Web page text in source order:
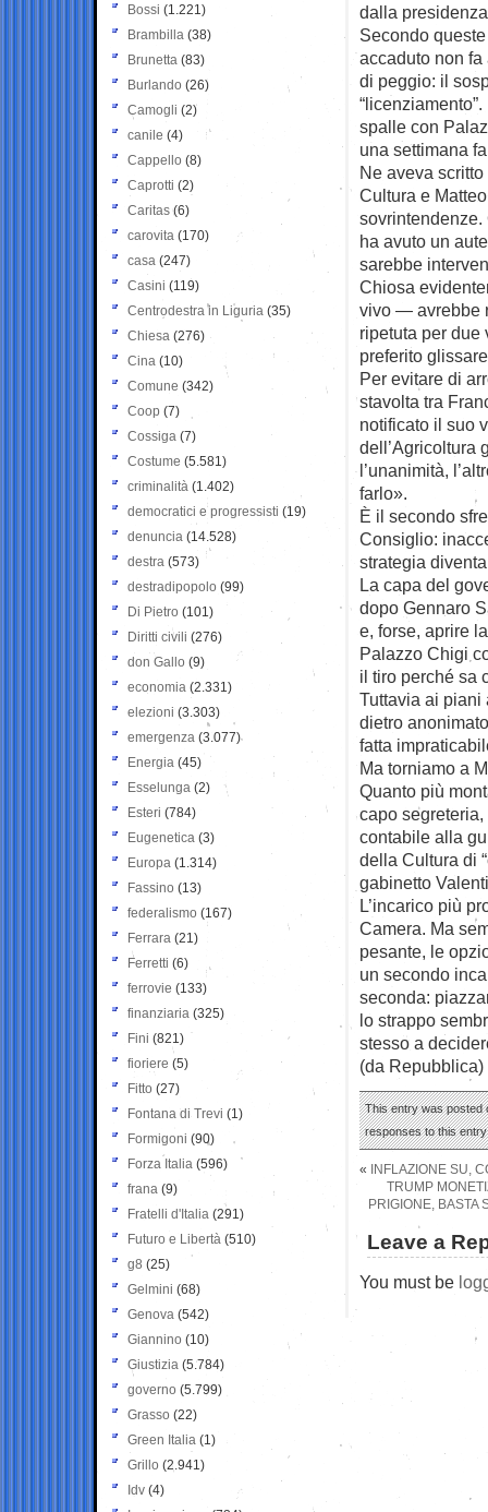
dalla
Secondo
accaduto non fa
di peggio: il
spalle con
una settimana
Ne aveva
Cultura e
ha avuto un
sarebbe
Chiosa
vivo — avrebbe
ripetuta per due
preferito
Per evitare di
stavolta tra
notificato il suo
dell’Agricoltura
l’unanimità,
farlo».
È il secondo
Consiglio:
strategia
La capa del
dopo Gennaro
e, forse, aprire
Palazzo Chigi
il tiro perché sa
Tuttavia ai piani
dietro
fatta
Ma torniamo a
Quanto più
capo
contabile alla
della Cultura di
gabinetto
L’incarico più
Camera. Ma
pesante, le
un secondo
seconda:
lo strappo
stesso a
(da Repubblica)
This entry was posted
responses to this
«
INFLAZIONE SU,
TRUMP
PRIGIONE, BASTA
Leave a
You must be
Bossi (1.221)
Brambilla (38)
Brunetta (83)
Burlando (26)
Camogli (2)
canile (4)
Cappello (8)
Caprotti (2)
Caritas (6)
carovita (170)
casa (247)
Casini (119)
Centrodestra in Liguria (35)
Chiesa (276)
Cina (10)
Comune (342)
Coop (7)
Cossiga (7)
Costume (5.581)
criminalità (1.402)
democratici e progressisti (19)
denuncia (14.528)
destra (573)
destradipopolo (99)
Di Pietro (101)
Diritti civili (276)
don Gallo (9)
economia (2.331)
elezioni (3.303)
emergenza (3.077)
Energia (45)
Esselunga (2)
Esteri (784)
Eugenetica (3)
Europa (1.314)
Fassino (13)
federalismo (167)
Ferrara (21)
Ferretti (6)
ferrovie (133)
finanziaria (325)
Fini (821)
fioriere (5)
Fitto (27)
Fontana di Trevi (1)
Formigoni (90)
Forza Italia (596)
frana (9)
Fratelli d'Italia (291)
Futuro e Libertà (510)
g8 (25)
Gelmini (68)
Genova (542)
Giannino (10)
Giustizia (5.784)
governo (5.799)
Grasso (22)
Green Italia (1)
Grillo (2.941)
Idv (4)